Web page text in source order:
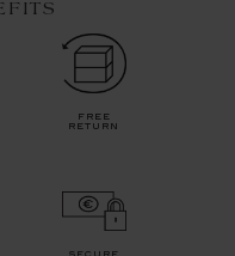
free
return